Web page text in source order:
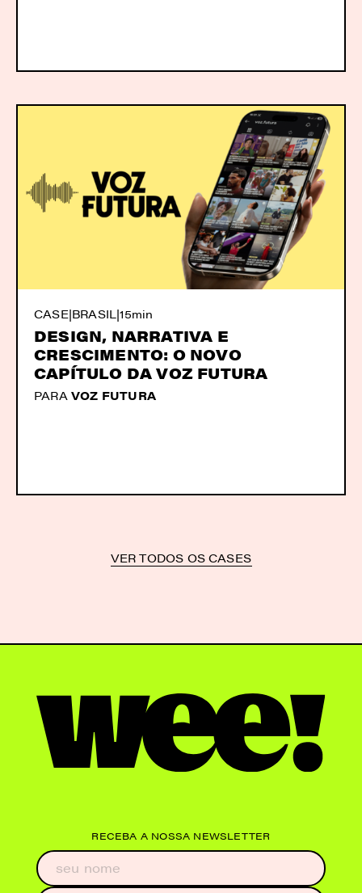
CASE|BRASIL|15min
DESIGN, NARRATIVA E
CRESCIMENTO: O NOVO
CAPÍTULO DA VOZ FUTURA
PARA VOZ FUTURA
VER TODOS OS CASES
RECEBA A NOSSA NEWSLETTER